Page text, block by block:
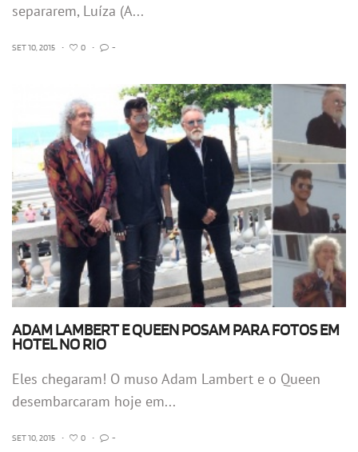
separarem, Luíza (A...
SET 10, 2015 • 0 • -
ADAM LAMBERT E QUEEN POSAM PARA FOTOS EM
HOTEL NO RIO
Eles chegaram! O muso Adam Lambert e o Queen
desembarcaram hoje em...
SET 10, 2015 • 0 • -